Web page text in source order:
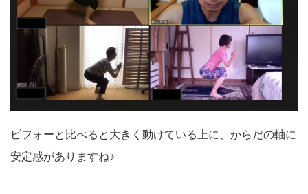
ビフォーと比べると大きく動けている上に、からだの軸に
安定感がありますね♪